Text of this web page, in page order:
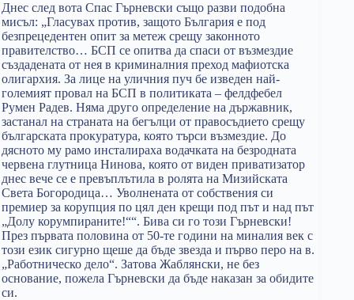
Днес след вота Спас Гърневски също разви подобна
мисъл: „Гласувах против, защото България е под
безпрецедентен опит за метеж срещу законното
правителство… БСП се опитва да спаси от възмездие
създадената от нея в криминалния преход мафиотска
олигархия. За лице на уличния пуч бе изведен най-
големият провал на БСП в политиката – фелдфебел
Румен Радев. Няма друго определение на държавник,
застанал на страната на бегълци от правосъдието срещу
българската прокуратура, която търси възмездие. До
дясното му рамо инсталираха водачката на безродната
червена глутница Нинова, която от виден приватизатор
днес вече се е превъплътила в ролята на Мизийската
Света Богородица… Уволнената от собствения си
премиер за корупция по цял ден крещи под път и над път
„Долу корумпираните!““. Бива си го този Гърневски!
През първата половина от 50-те години на миналия век с
този език сигурно щеше да бъде звезда и първо перо на в.
„Работническо дело“. Затова Жаблянски, не без
основание, пожела Гърневски да бъде наказан за обидите
си.